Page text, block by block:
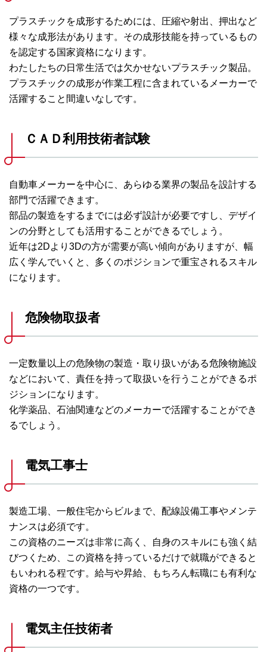
プラスチックを成形するためには、圧縮や射出、押出など
様々な成形法があります。その成形技能を持っているもの
を認定する国家資格になります。
わたしたちの日常生活では欠かせないプラスチック製品。
プラスチックの成形が作業工程に含まれているメーカーで
活躍すること間違いなしです。
ＣＡＤ利用技術者試験
自動車メーカーを中心に、あらゆる業界の製品を設計する
部門で活躍できます。
部品の製造をするまでには必ず設計が必要ですし、デザイ
ンの分野としても活用することができるでしょう。
近年は2Dより3Dの方が需要が高い傾向がありますが、幅
広く学んでいくと、多くのポジションで重宝されるスキル
になります。
危険物取扱者
一定数量以上の危険物の製造・取り扱いがある危険物施設
などにおいて、責任を持って取扱いを行うことができるポ
ジションになります。
化学薬品、石油関連などのメーカーで活躍することができ
るでしょう。
電気工事士
製造工場、一般住宅からビルまで、配線設備工事やメンテ
ナンスは必須です。
この資格のニーズは非常に高く、自身のスキルにも強く結
びつくため、この資格を持っているだけで就職ができると
もいわれる程です。給与や昇給、もちろん転職にも有利な
資格の一つです。
電気主任技術者